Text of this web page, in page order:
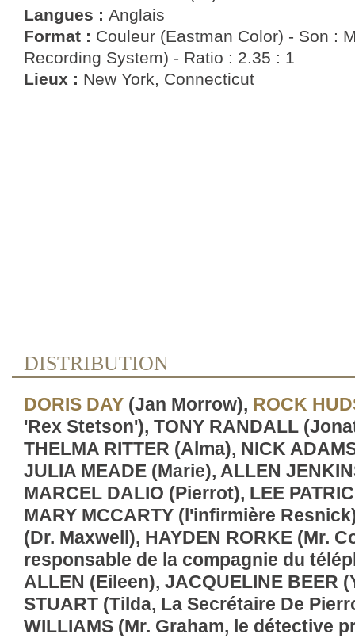
Langues : Anglais
Format : Couleur (Eastman Color) - Son :
Recording System) - Ratio : 2.35 : 1
Lieux : New York, Connecticut
DISTRIBUTION
DORIS DAY (Jan Morrow), ROCK
'Rex Stetson'), TONY RANDALL
THELMA RITTER (Alma), NICK
JULIA MEADE (Marie), ALLEN
MARCEL DALIO (Pierrot), LEE
MARY MCCARTY (l'infirmière
(Dr. Maxwell), HAYDEN RORKE (Mr.
responsable de la compagnie du
ALLEN (Eileen), JACQUELINE BEER
STUART (Tilda, La Secrétaire De
WILLIAMS (Mr. Graham, le détective